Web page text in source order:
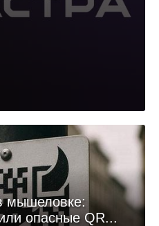
мышеловке:
опасные QR...